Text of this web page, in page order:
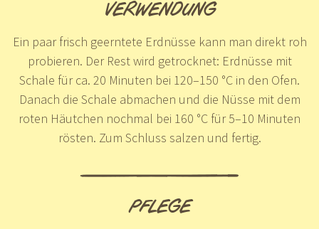
VERWENDUNG
Ein paar frisch geerntete Erdnüsse kann man direkt roh
probieren. Der Rest wird getrocknet: Erdnüsse mit
Schale für ca. 20 Minuten bei 120–150 °C in den Ofen.
Danach die Schale abmachen und die Nüsse mit dem
roten Häutchen nochmal bei 160 °C für 5–10 Minuten
rösten. Zum Schluss salzen und fertig.
PFLEGE